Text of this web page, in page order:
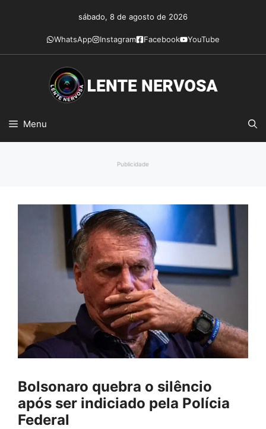
conteúdo
sábado, 8 de agosto de 2026
WhatsApp Instagram Facebook YouTube
Menu
Publicidade
Bolsonaro quebra o silêncio
após ser indiciado pela Polícia
Federal